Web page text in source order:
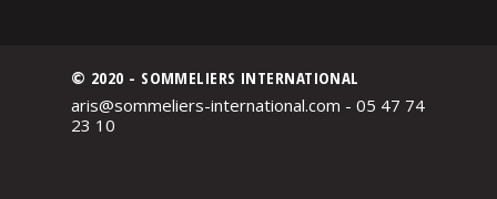
© 2020 - SOMMELIERS INTERNATIONAL
aris@sommeliers-international.com - 05 47 74
23 10